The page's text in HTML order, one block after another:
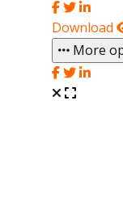
Download
More